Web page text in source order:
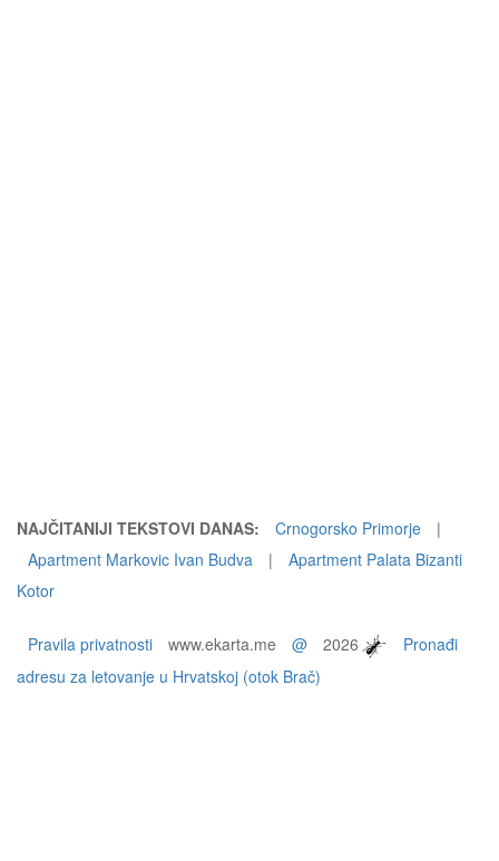
NAJČITANIJI TEKSTOVI DANAS: Crnogorsko Primorje
|
Apartment Markovic Ivan Budva
|
Apartment Palata Bizanti
Kotor
Pravila privatnosti www.ekarta.me @ 2026
Pronađi
adresu za letovanje u Hrvatskoj (otok Brač)